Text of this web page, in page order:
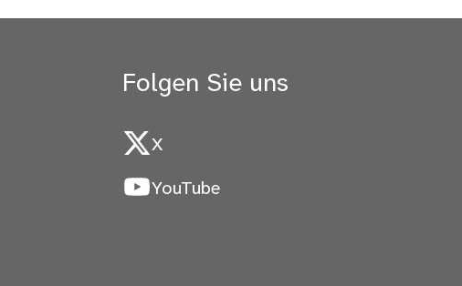
Folgen Sie uns
X
YouTube